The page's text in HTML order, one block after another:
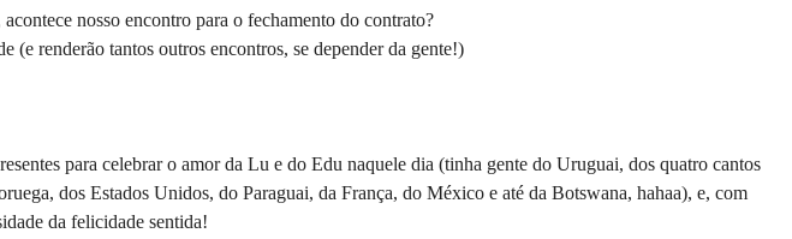
nosso encontro para o fechamento do contrato?
(e renderão tantos outros encontros, se depender da gente!)
para celebrar o amor da Lu e do Edu naquele dia (tinha gente do Uruguai, dos quatro cantos
dos Estados Unidos, do Paraguai, da França, do México e até da Botswana, hahaa), e, com
da felicidade sentida!